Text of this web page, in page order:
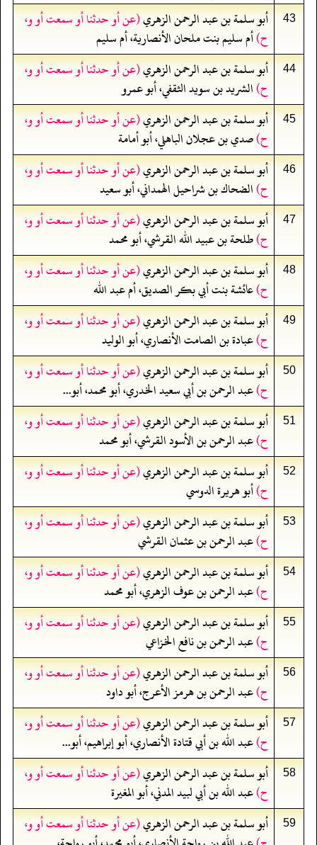
43 أبو سلمة بن عبد الرحمن الزهري(عن أو حدثنا أو سمعت أو و،
ح)أم سليم بنت ملحان الأنصارية، أم سليم
44 أبو سلمة بن عبد الرحمن الزهري(عن أو حدثنا أو سمعت أو و،
ح)الشريد بن سويد الثقفي، أبو عمرو
45 أبو سلمة بن عبد الرحمن الزهري(عن أو حدثنا أو سمعت أو و،
ح)صدي بن عجلان الباهلي، أبو أمامة
46 أبو سلمة بن عبد الرحمن الزهري(عن أو حدثنا أو سمعت أو و،
ح)الضحاك بن شراحيل الهمداني، أبو سعيد
47 أبو سلمة بن عبد الرحمن الزهري(عن أو حدثنا أو سمعت أو و،
ح)طلحة بن عبيد الله القرشي، أبو محمد
48 أبو سلمة بن عبد الرحمن الزهري(عن أو حدثنا أو سمعت أو و،
ح)عائشة بنت أبي بكر الصديق، أم عبد الله
49 أبو سلمة بن عبد الرحمن الزهري(عن أو حدثنا أو سمعت أو و،
ح)عبادة بن الصامت الأنصاري، أبو الوليد
50 أبو سلمة بن عبد الرحمن الزهري(عن أو حدثنا أو سمعت أو و،
ح)عبد الرحمن بن أبي سعيد الخدري، أبو محمد، أبو...
51 أبو سلمة بن عبد الرحمن الزهري(عن أو حدثنا أو سمعت أو و،
ح)عبد الرحمن بن الأسود القرشي، أبو محمد
52 أبو سلمة بن عبد الرحمن الزهري(عن أو حدثنا أو سمعت أو و،
ح)أبو هريرة الدوسي
53 أبو سلمة بن عبد الرحمن الزهري(عن أو حدثنا أو سمعت أو و،
ح)عبد الرحمن بن عثمان القرشي
54 أبو سلمة بن عبد الرحمن الزهري(عن أو حدثنا أو سمعت أو و،
ح)عبد الرحمن بن عوف الزهري، أبو محمد
55 أبو سلمة بن عبد الرحمن الزهري(عن أو حدثنا أو سمعت أو و،
ح)عبد الرحمن بن نافع الخزاعي
56 أبو سلمة بن عبد الرحمن الزهري(عن أو حدثنا أو سمعت أو و،
ح)عبد الرحمن بن هرمز الأعرج، أبو داود
57 أبو سلمة بن عبد الرحمن الزهري(عن أو حدثنا أو سمعت أو و،
ح)عبد الله بن أبي قتادة الأنصاري، أبو إبراهيم، أبو...
58 أبو سلمة بن عبد الرحمن الزهري(عن أو حدثنا أو سمعت أو و،
ح)عبد الله بن أبي لبيد المدني، أبو المغيرة
59 أبو سلمة بن عبد الرحمن الزهري(عن أو حدثنا أو سمعت أو و،